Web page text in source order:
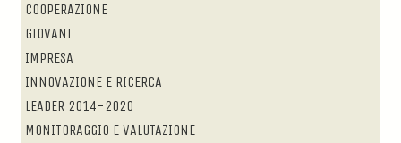
COOPERAZIONE
GIOVANI
IMPRESA
INNOVAZIONE E RICERCA
LEADER 2014-2020
MONITORAGGIO E VALUTAZIONE